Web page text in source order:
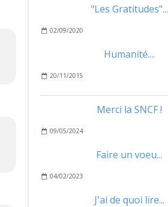
"Les Gratitudes"...
02/09/2020
Humanité....
20/11/2015
Merci la SNCF !
09/05/2024
Faire un voeu...
04/02/2023
J'ai de quoi lire...